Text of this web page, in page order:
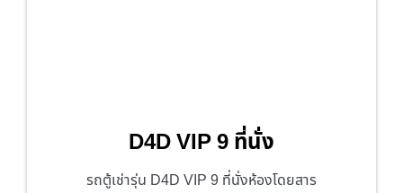
D4D VIP 9 ที่นั่ง
รถตู้เช่ารุ่น D4D VIP 9 ที่นั่งห้องโดยสาร